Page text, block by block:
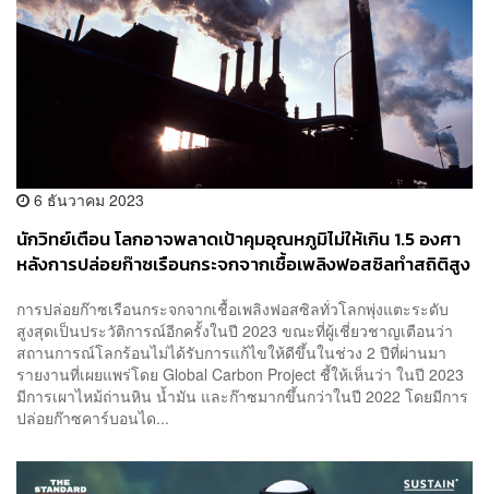
6 ธันวาคม 2023
นักวิทย์เตือน โลกอาจพลาดเป้าคุมอุณหภูมิไม่ให้เกิน 1.5 องศา
หลังการปล่อยก๊าซเรือนกระจกจากเชื้อเพลิงฟอสซิลทำสถิติสูง
การปล่อยก๊าซเรือนกระจกจากเชื้อเพลิงฟอสซิลทั่วโลกพุ่งแตะระดับ
สูงสุดเป็นประวัติการณ์อีกครั้งในปี 2023 ขณะที่ผู้เชี่ยวชาญเตือนว่า
สถานการณ์โลกร้อนไม่ได้รับการแก้ไขให้ดีขึ้นในช่วง 2 ปีที่ผ่านมา
รายงานที่เผยแพร่โดย Global Carbon Project ชี้ให้เห็นว่า ในปี 2023
มีการเผาไหม้ถ่านหิน น้ำมัน และก๊าซมากขึ้นกว่าในปี 2022 โดยมีการ
ปล่อยก๊าซคาร์บอนได...